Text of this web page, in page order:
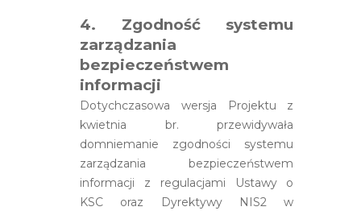
4. Zgodność systemu
zarządzania
bezpieczeństwem
informacji
Dotychczasowa wersja Projektu z
kwietnia br. przewidywała
domniemanie zgodności systemu
zarządzania bezpieczeństwem
informacji z regulacjami Ustawy o
KSC oraz Dyrektywy NIS2 w